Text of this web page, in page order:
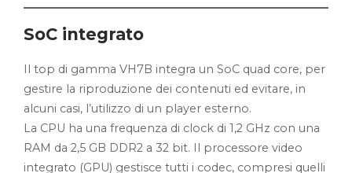
SoC integrato
Il top di gamma VH7B integra un SoC quad core, per
gestire la riproduzione dei contenuti ed evitare, in
alcuni casi, l’utilizzo di un player esterno.
La CPU ha una frequenza di clock di 1,2 GHz con una
RAM da 2,5 GB DDR2 a 32 bit. Il processore video
integrato (GPU) gestisce tutti i codec, compresi quelli